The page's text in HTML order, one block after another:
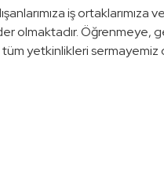
Suni Çim
0,00TL
iş
olmaktadır. Öğrenmeye,
yetkinlikleri sermayemiz